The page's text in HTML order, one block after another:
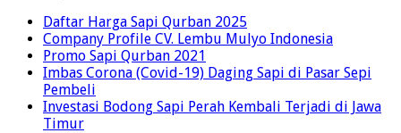
Daftar Harga Sapi Qurban 2025
Company Profile CV. Lembu Mulyo Indonesia
Promo Sapi Qurban 2021
Imbas Corona (Covid-19) Daging Sapi di Pasar Sepi
Pembeli
Investasi Bodong Sapi Perah Kembali Terjadi di Jawa
Timur